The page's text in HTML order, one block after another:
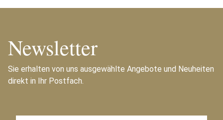
Newsletter
Sie erhalten von uns ausgewählte Angebote und Neuheiten
direkt in Ihr Postfach.